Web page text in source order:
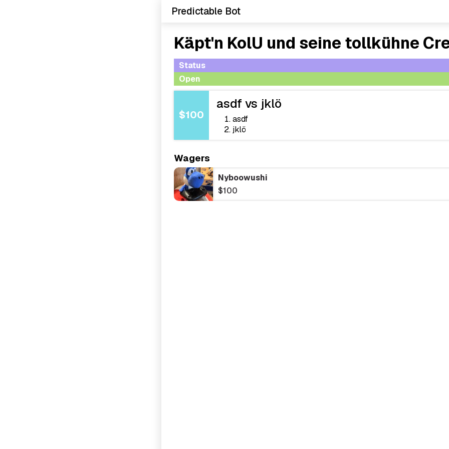
Predictable Bot
Käpt'n KolU und seine tollkühne
Status
Open
$100
asdf vs jklö
asdf
jklö
Wagers
Nyboowushi
$100